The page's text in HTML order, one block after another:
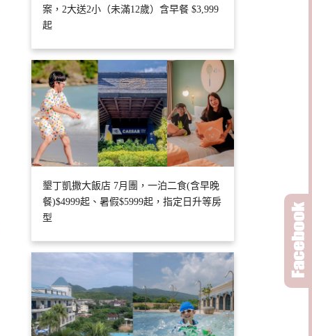
案，2大送2小（未滿12歲）含早餐 $3,999
起
墾丁凱撒大飯店 7月團，一泊二食(含早晚
餐)$4999起、暑假$5999起，指定日升等房
型